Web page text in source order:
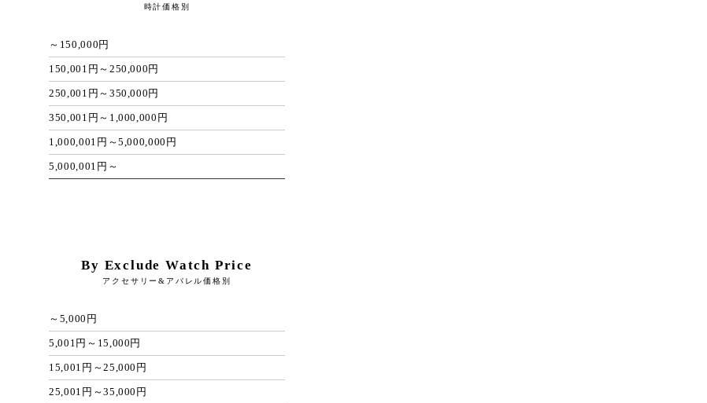
時計価格別
～150,000円
150,001円～250,000円
250,001円～350,000円
350,001円～1,000,000円
1,000,001円～5,000,000円
5,000,001円～
By Exclude Watch Price
アクセサリー&アパレル価格別
～5,000円
5,001円～15,000円
15,001円～25,000円
25,001円～35,000円